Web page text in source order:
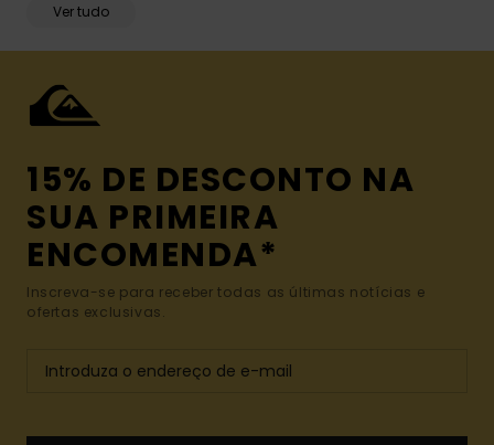
Ver tudo
15% DE DESCONTO NA
SUA PRIMEIRA
ENCOMENDA*
Inscreva-se para receber todas as últimas notícias e
ofertas exclusivas.